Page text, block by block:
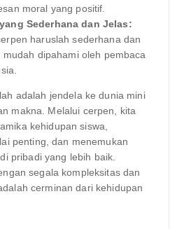
moral yang positif.
Sederhana dan Jelas:
haruslah sederhana dan
mudah dipahami oleh pembaca
adalah jendela ke dunia mini
makna. Melalui cerpen, kita
kehidupan siswa,
penting, dan menemukan
pribadi yang lebih baik.
segala kompleksitas dan
cerminan dari kehidupan